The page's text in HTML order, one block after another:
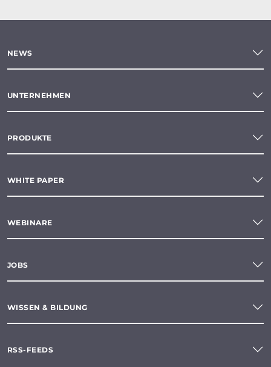
NEWS
UNTERNEHMEN
PRODUKTE
WHITE PAPER
WEBINARE
JOBS
WISSEN & BILDUNG
RSS-FEEDS